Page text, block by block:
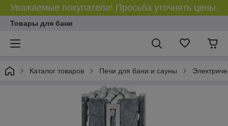
Уважаемые покупатели! Просьба уточнять цены.
Товары для бани
Каталог товаров Печи для бани и сауны